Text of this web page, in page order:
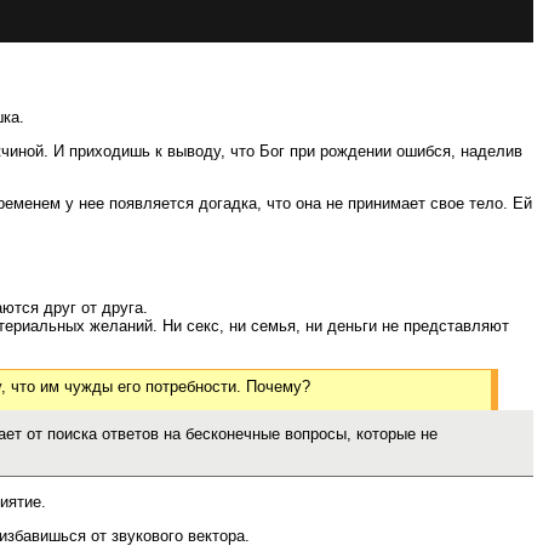
И приходишь к выводу, что Бог при рождении ошибся, наделив
у нее появляется догадка, что она не принимает свое тело. Ей
друг от друга.
желаний. Ни секс, ни семья, ни деньги не представляют
что им чужды его потребности. Почему?
от поиска ответов на бесконечные вопросы, которые не
от звукового вектора.